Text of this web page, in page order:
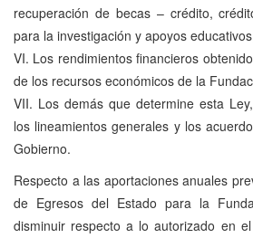
recuperación de becas – crédito,
para la investigación y apoyos
VI. Los rendimientos financieros
de los recursos económicos de la
VII. Los demás que determine esta
los lineamientos generales y los
Gobierno.
Respecto a las aportaciones anuales
de Egresos del Estado para la
disminuir respecto a lo autorizado en